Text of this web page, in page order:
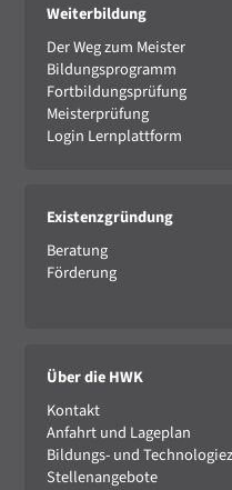
Weiterbildung
Der Weg zum Meister
Bildungsprogramm
Fortbildungsprüfung
Meisterprüfung
Login Lernplattform
Existenzgründung
Beratung
Förderung
Über die HWK
Kontakt
Anfahrt und Lageplan
Bildungs- und
Stellenangebote